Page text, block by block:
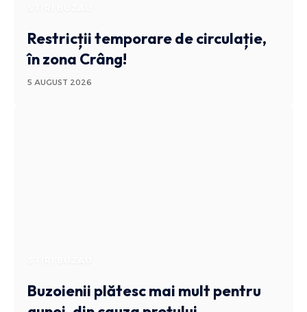
Restricții temporare de circulație,
în zona Crâng!
5 AUGUST 2026
Buzoienii plătesc mai mult pentru